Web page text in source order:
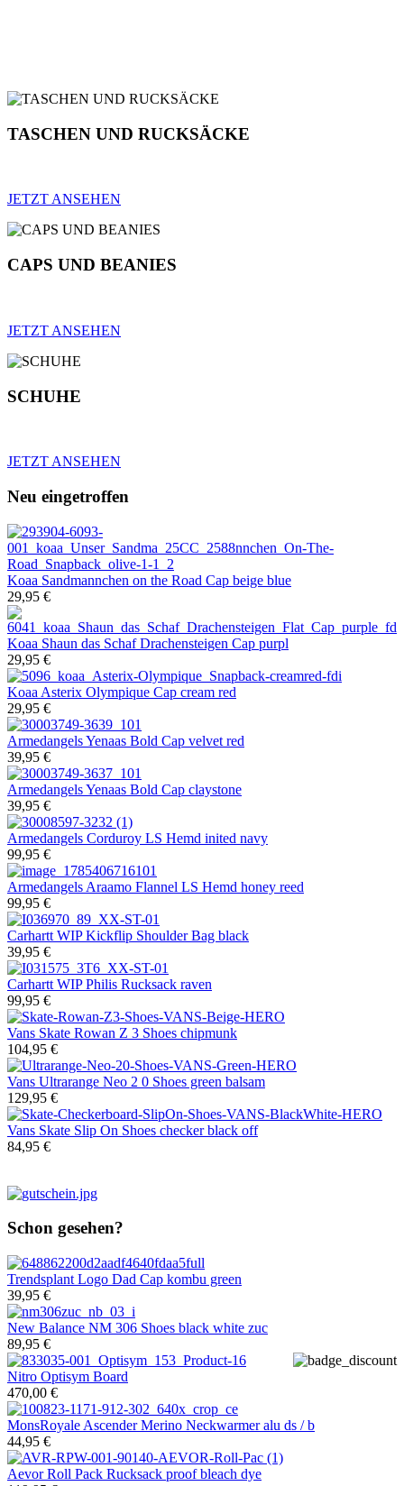
TASCHEN UND RUCKSÄCKE
JETZT ANSEHEN
CAPS UND BEANIES
JETZT ANSEHEN
SCHUHE
JETZT ANSEHEN
Neu eingetroffen
Koaa Sandmannchen on the Road Cap beige blue
29,95 €
Koaa Shaun das Schaf Drachensteigen Cap purpl
29,95 €
Koaa Asterix Olympique Cap cream red
29,95 €
ArmedangelsYenaas Bold Cap velvet red
39,95 €
ArmedangelsYenaas Bold Cap claystone
39,95 €
Armedangels Corduroy LS Hemd inited navy
99,95 €
Armedangels Araamo Flannel LS Hemd honey reed
99,95 €
Carhartt WIPKickflip Shoulder Bag black
39,95 €
Carhartt WIPPhilis Rucksack raven
99,95 €
Vans Skate Rowan Z 3 Shoes chipmunk
104,95 €
Vans Ultrarange Neo 2 0 Shoes green balsam
129,95 €
Vans Skate Slip On Shoes checker black off
84,95 €
Schon gesehen?
Trendsplant Logo Dad Cap kombu green
39,95 €
New Balance NM 306 Shoes black white zuc
89,95 €
Nitro Optisym Board
470,00 €
MonsRoyale Ascender Merino Neckwarmer alu ds / b
44,95 €
AevorRoll Pack Rucksack proof bleach dye